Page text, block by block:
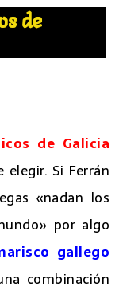
de
de Galicia
Si Ferrán
«nadan los
por algo
gallego
combinación